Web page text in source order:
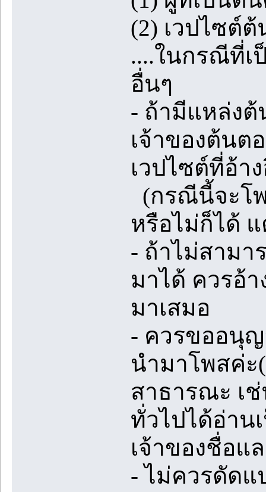
(2) เวปไซต์
....ในกรณีที่เ
อื่นๆ
- ถ้ามีแหล่ง
เจ้าของต้น
เวปไซต์ที่อ้า
(กรณีนี้จะโ
หรือไม่ก็ได้
- ถ้าไม่สามา
มาได้ ควรอ้
มาเสมอ
- ควรขออนุญ
นำมาโพสค่ะ
สาธารณะ เ
ทั่วไปได้อ่าน
เจ้าของชื่อแ
- ไม่ควรดัดแ